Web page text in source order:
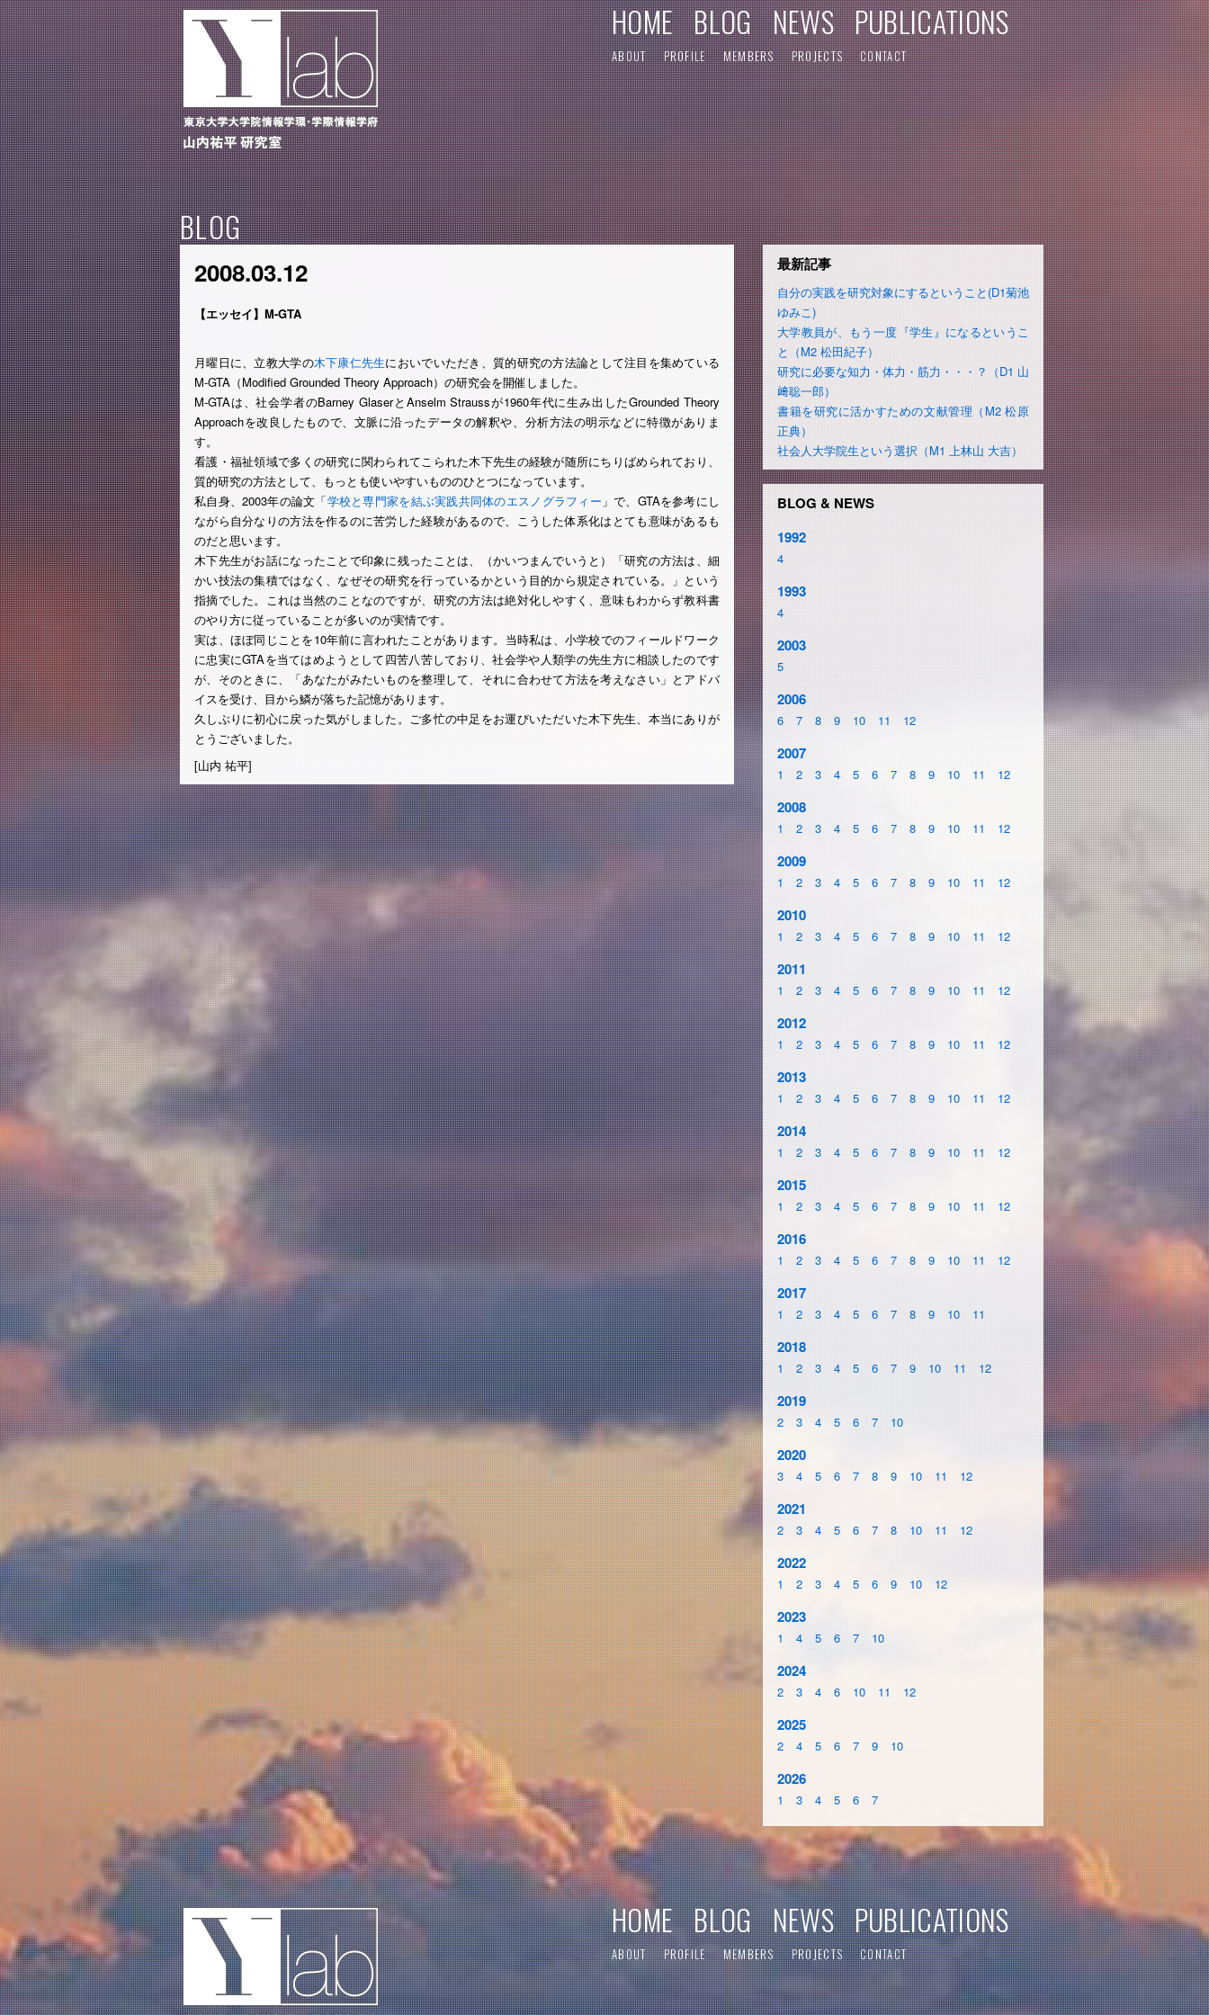
HOME BLOG NEWS PUBLICATIONS
ABOUT PROFILE MEMBERS PROJECTS CONTACT
BLOG
2008.03.12
【エッセイ】M-GTA
月曜日に、立教大学の木下康仁先生においでいただき、質的研究の方法論として注目を集めている
M-GTA（Modified Grounded Theory Approach）の研究会を開催しました。
M-GTAは、社会学者のBarney GlaserとAnselm Straussが1960年代に生み出したGrounded Theory
Approachを改良したもので、文脈に沿ったデータの解釈や、分析方法の明示などに特徴がありま
す。
看護・福祉領域で多くの研究に関わられてこられた木下先生の経験が随所にちりばめられており、
質的研究の方法として、もっとも使いやすいもののひとつになっています。
私自身、2003年の論文「学校と専門家を結ぶ実践共同体のエスノグラフィー 」で、GTAを参考にし
ながら自分なりの方法を作るのに苦労した経験があるので、こうした体系化はとても意味があるも
のだと思います。
木下先生がお話になったことで印象に残ったことは、（かいつまんでいうと）「研究の方法は、細
かい技法の集積ではなく、なぜその研究を行っているかという目的から規定されている。」という
指摘でした。これは当然のことなのですが、研究の方法は絶対化しやすく、意味もわからず教科書
のやり方に従っていることが多いのが実情です。
実は、ほぼ同じことを10年前に言われたことがあります。当時私は、小学校でのフィールドワーク
に忠実にGTAを当てはめようとして四苦八苦しており、社会学や人類学の先生方に相談したのです
が、そのときに、「あなたがみたいものを整理して、それに合わせて方法を考えなさい」とアドバ
イスを受け、目から鱗が落ちた記憶があります。
久しぶりに初心に戻った気がしました。ご多忙の中足をお運びいただいた木下先生、本当にありが
とうございました。
[山内 祐平]
最新記事
自分の実践を研究対象にするということ(D1菊池
ゆみこ)
大学教員が、もう一度『学生』になるというこ
と（M2 松田紀子）
研究に必要な知力・体力・筋力・・・？（D1 山
﨑聡一郎）
書籍を研究に活かすための文献管理（M2 松原
正典）
社会人大学院生という選択（M1 上林山 大吉）
BLOG & NEWS
1992
4
1993
4
2003
5
2006
6 7 8 9 10 11 12
2007
1 2 3 4 5 6 7 8 9 10 11 12
2008
1 2 3 4 5 6 7 8 9 10 11 12
2009
1 2 3 4 5 6 7 8 9 10 11 12
2010
1 2 3 4 5 6 7 8 9 10 11 12
2011
1 2 3 4 5 6 7 8 9 10 11 12
2012
1 2 3 4 5 6 7 8 9 10 11 12
2013
1 2 3 4 5 6 7 8 9 10 11 12
2014
1 2 3 4 5 6 7 8 9 10 11 12
2015
1 2 3 4 5 6 7 8 9 10 11 12
2016
1 2 3 4 5 6 7 8 9 10 11 12
2017
1 2 3 4 5 6 7 8 9 10 11
2018
1 2 3 4 5 6 7 9 10 11 12
2019
2 3 4 5 6 7 10
2020
3 4 5 6 7 8 9 10 11 12
2021
2 3 4 5 6 7 8 10 11 12
2022
1 2 3 4 5 6 9 10 12
2023
1 4 5 6 7 10
2024
2 3 4 6 10 11 12
2025
2 4 5 6 7 9 10
2026
1 3 4 5 6 7
HOME BLOG NEWS PUBLICATIONS
ABOUT PROFILE MEMBERS PROJECTS CONTACT